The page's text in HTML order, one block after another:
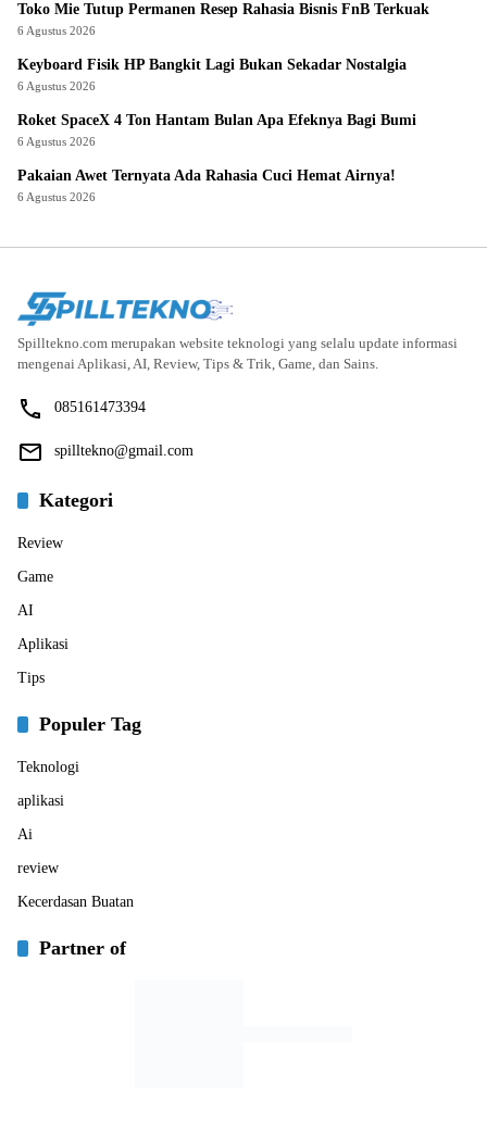
Toko Mie Tutup Permanen Resep Rahasia Bisnis FnB Terkuak
6 Agustus 2026
Keyboard Fisik HP Bangkit Lagi Bukan Sekadar Nostalgia
6 Agustus 2026
Roket SpaceX 4 Ton Hantam Bulan Apa Efeknya Bagi Bumi
6 Agustus 2026
Pakaian Awet Ternyata Ada Rahasia Cuci Hemat Airnya!
6 Agustus 2026
Spilltekno.com merupakan website teknologi yang selalu update informasi
mengenai Aplikasi, AI, Review, Tips & Trik, Game, dan Sains.
085161473394
spilltekno@gmail.com
Kategori
Review
Game
AI
Aplikasi
Tips
Populer Tag
Teknologi
aplikasi
Ai
review
Kecerdasan Buatan
Partner of